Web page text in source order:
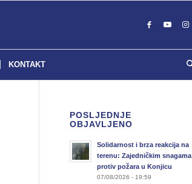
KONTAKT
POSLJEDNJE
OBJAVLJENO
Solidarnost i brza reakcija na
terenu: Zajedničkim snagama
protiv požara u Konjicu
07/08/2026 - 19:59